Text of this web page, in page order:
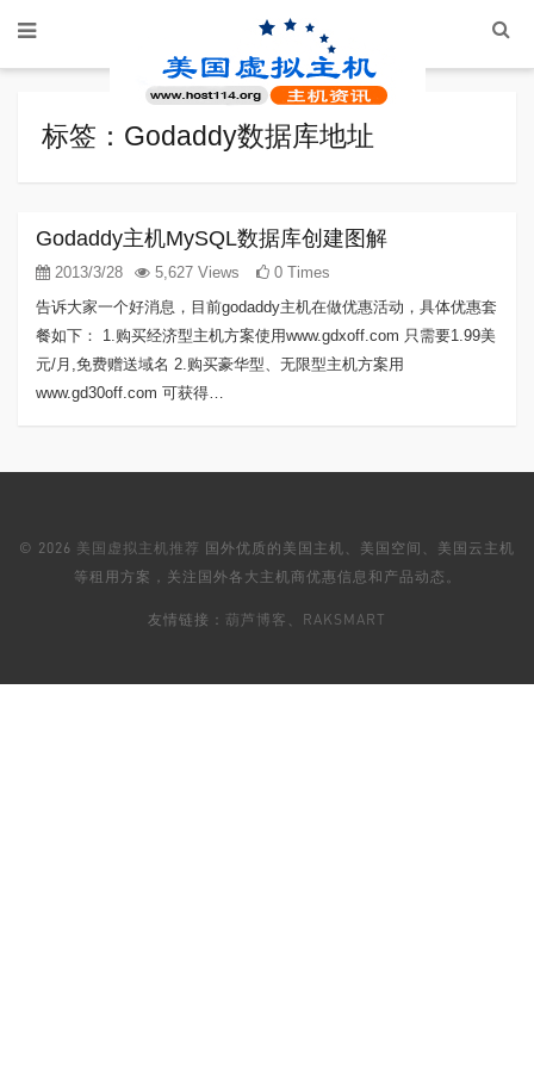
标签：Godaddy数据库地址
Godaddy主机MySQL数据库创建图解
2013/3/28 5,627 Views
0 Times
告诉大家一个好消息，目前godaddy主机在做优惠活动，具体优惠套
餐如下： 1.购买经济型主机方案使用www.gdxoff.com 只需要1.99美
元/月,免费赠送域名 2.购买豪华型、无限型主机方案用
www.gd30off.com 可获得…
© 2026 美国虚拟主机推荐 国外优质的美国主机、美国空间、美国云主机
等租用方案，关注国外各大主机商优惠信息和产品动态。
友情链接： 葫芦博客 RAKSMART